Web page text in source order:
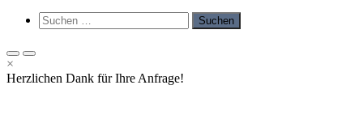
Such-
Formular
Suchen
nach:
Primäres
Menü
für
Primäres
Menü
für
×
Herzlichen Dank für Ihre Anfrage!